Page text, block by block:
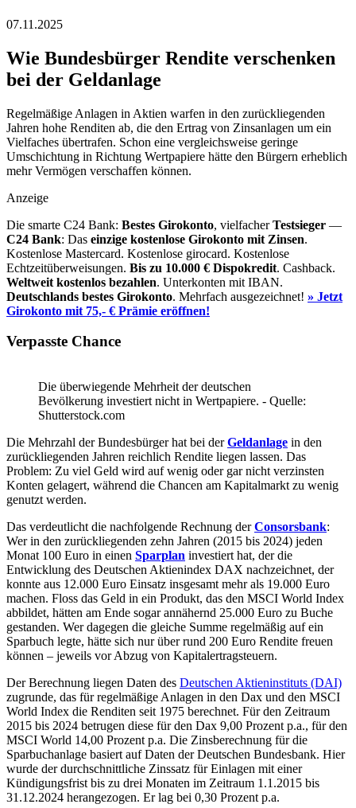
07.11.2025
Wie Bundesbürger Rendite verschenken
bei der Geldanlage
Regelmäßige Anlagen in Aktien warfen in den zurückliegenden
Jahren hohe Renditen ab, die den Ertrag von Zinsanlagen um ein
Vielfaches übertrafen. Schon eine vergleichsweise geringe
Umschichtung in Richtung Wertpapiere hätte den Bürgern erheblich
mehr Vermögen verschaffen können.
Anzeige
Die smarte C24 Bank: Bestes Girokonto, vielfacherTestsieger —
C24 Bank: Das einzige kostenlose Girokonto mit Zinsen.
Kostenlose Mastercard. Kostenlose girocard. Kostenlose
Echtzeitüberweisungen. Bis zu 10.000 € Dispokredit. Cashback.
Weltweit kostenlos bezahlen. Unterkonten mit IBAN.
Deutschlands bestes Girokonto. Mehrfach ausgezeichnet! » Jetzt
Girokonto mit 75,- € Prämie eröffnen!
Verpasste Chance
Die überwiegende Mehrheit der deutschen
Bevölkerung investiert nicht in Wertpapiere. - Quelle:
Shutterstock.com
Die Mehrzahl der Bundesbürger hat bei derGeldanlage in den
zurückliegenden Jahren reichlich Rendite liegen lassen. Das
Problem: Zu viel Geld wird auf wenig oder gar nicht verzinsten
Konten gelagert, während die Chancen am Kapitalmarkt zu wenig
genutzt werden.
Das verdeutlicht die nachfolgende Rechnung derConsorsbank:
Wer in den zurückliegenden zehn Jahren (2015 bis 2024) jeden
Monat 100 Euro in einen Sparplan investiert hat, der die
Entwicklung des Deutschen Aktienindex DAX nachzeichnet, der
konnte aus 12.000 Euro Einsatz insgesamt mehr als 19.000 Euro
machen. Floss das Geld in ein Produkt, das den MSCI World Index
abbildet, hätten am Ende sogar annähernd 25.000 Euro zu Buche
gestanden. Wer dagegen die gleiche Summe regelmäßig auf ein
Sparbuch legte, hätte sich nur über rund 200 Euro Rendite freuen
können – jeweils vor Abzug von Kapitalertragsteuern.
Der Berechnung liegen Daten des Deutschen Aktieninstituts (DAI)
zugrunde, das für regelmäßige Anlagen in den Dax und den MSCI
World Index die Renditen seit 1975 berechnet. Für den Zeitraum
2015 bis 2024 betrugen diese für den Dax 9,00 Prozent p.a., für den
MSCI World 14,00 Prozent p.a. Die Zinsberechnung für die
Sparbuchanlage basiert auf Daten der Deutschen Bundesbank. Hier
wurde der durchschnittliche Zinssatz für Einlagen mit einer
Kündigungsfrist bis zu drei Monaten im Zeitraum 1.1.2015 bis
31.12.2024 herangezogen. Er lag bei 0,30 Prozent p.a.